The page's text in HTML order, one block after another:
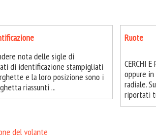
nota delle sigle di
di identificazione stampigliati
e la loro posizione sono i
riassunti ...
Ruote
CERCHI
oppure in
radiale.
riportati
del volante